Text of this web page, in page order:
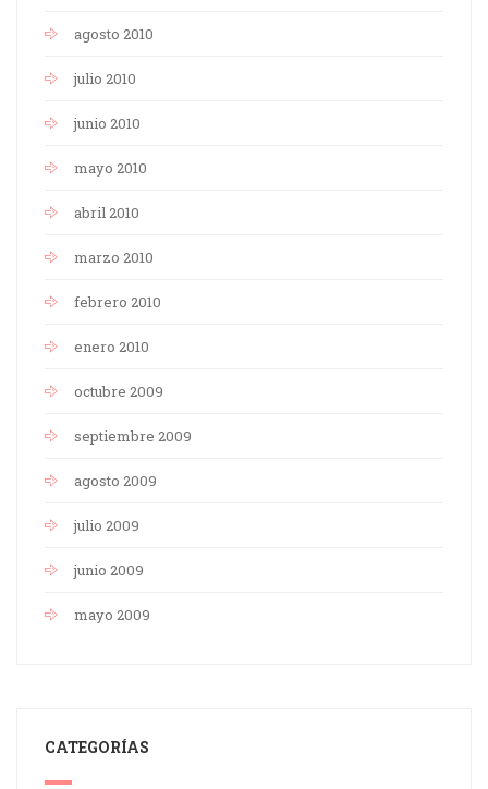
agosto 2010
julio 2010
junio 2010
mayo 2010
abril 2010
marzo 2010
febrero 2010
enero 2010
octubre 2009
septiembre 2009
agosto 2009
julio 2009
junio 2009
mayo 2009
CATEGORÍAS